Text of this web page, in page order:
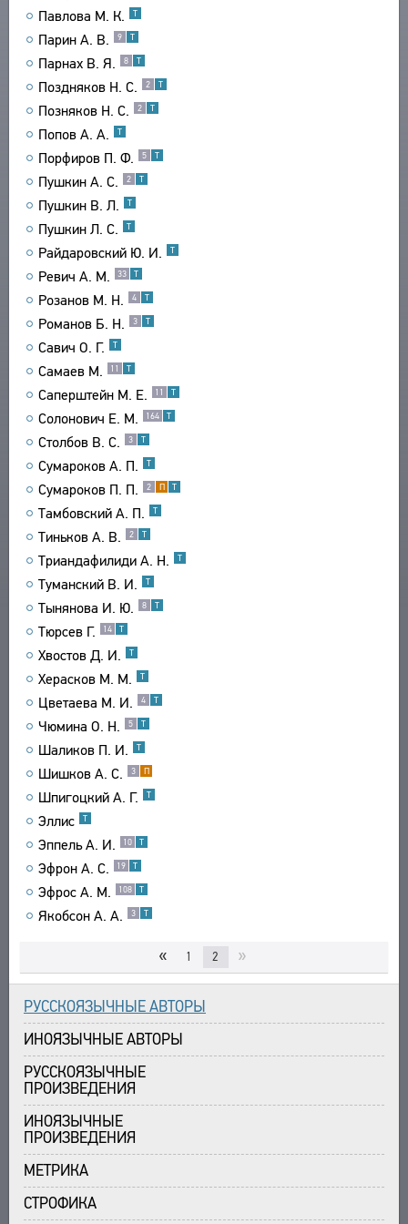
Павлова М. К. Т
Парин А. В. 9 Т
Парнах В. Я. 8 Т
Поздняков Н. С. 2 Т
Позняков Н. С. 2 Т
Попов А. А. Т
Порфиров П. Ф. 5 Т
Пушкин А. С. 2 Т
Пушкин В. Л. Т
Пушкин Л. С. Т
Райдаровский Ю. И. Т
Ревич A. M. 33 Т
Розанов М. Н. 4 Т
Романов Б. Н. 3 Т
Савич О. Г. Т
Самаев М. 11 Т
Саперштейн М. Е. 11 Т
Солонович Е. М. 164 Т
Столбов В. С. 3 Т
Сумароков А. П. Т
Сумароков П. П. 2 П Т
Тамбовский А. П. Т
Тиньков А. В. 2 Т
Триандафилиди А. Н. Т
Туманский В. И. Т
Тынянова И. Ю. 8 Т
Тюрсев Г. 14 Т
Хвостов Д. И. Т
Херасков М. М. Т
Цветаева М. И. 4 Т
Чюмина О. Н. 5 Т
Шаликов П. И. Т
Шишков А. С. 3 П
Шпигоцкий А. Г. Т
Эллис Т
Эппель А. И. 10 Т
Эфрон А. С. 19 Т
Эфрос A. M. 108 Т
Якобсон А. А. 3 Т
« 1 2 »
РУССКОЯЗЫЧНЫЕ АВТОРЫ
ИНОЯЗЫЧНЫЕ АВТОРЫ
РУССКОЯЗЫЧНЫЕ
ПРОИЗВЕДЕНИЯ
ИНОЯЗЫЧНЫЕ
ПРОИЗВЕДЕНИЯ
МЕТРИКА
СТРОФИКА
ТЕКСТЫ
АВТОРЫ
ПРОИЗВЕДЕНИЯ
ИЗДАНИЯ
ИССЛЕДОВАНИЯ
АВТОРЫ
ПРОИЗВЕДЕНИЯ
ИЗДАНИЯ
БИБЛИОГРАФИЧЕСКИЕ ПУБЛИКАЦИИ
СОСТАВИТЕЛИ
ПРОИЗВЕДЕНИЯ
ИЗДАНИЯ
ЭНЦИКЛОПЕДИЯ
СЛОВНИК
ВСЕ БИОСПРАВКИ
ПОЭТЫ
ПЕРЕВОДЧИКИ
ИССЛЕДОВАТЕЛИ
ТЕЗАУРУС
УКАЗАТЕЛЬ ТЕРМИНОВ
ПОИСК
О ПРОЕКТЕ
КРАТКО О ПРОЕКТЕ
ЦЕЛИ ПРОЕКТА
ПОДСИСТЕМЫ
КОРПУС
БИБЛИОТЕКА
ЭНЦИКЛОПЕДИЯ
ТЕЗАУРУС
ФУНКЦИОНАЛЬНОСТЬ
УКАЗАТЕЛИ
ПОИСК
СВЯЗИ
СОЗДАТЕЛИ ПРОЕКТА
ОБРАТНАЯ СВЯЗЬ
ПОЛЬЗОВАТЕЛЬСКОЕ СОГЛАШЕНИЕ
ЗАКЛАДКИ